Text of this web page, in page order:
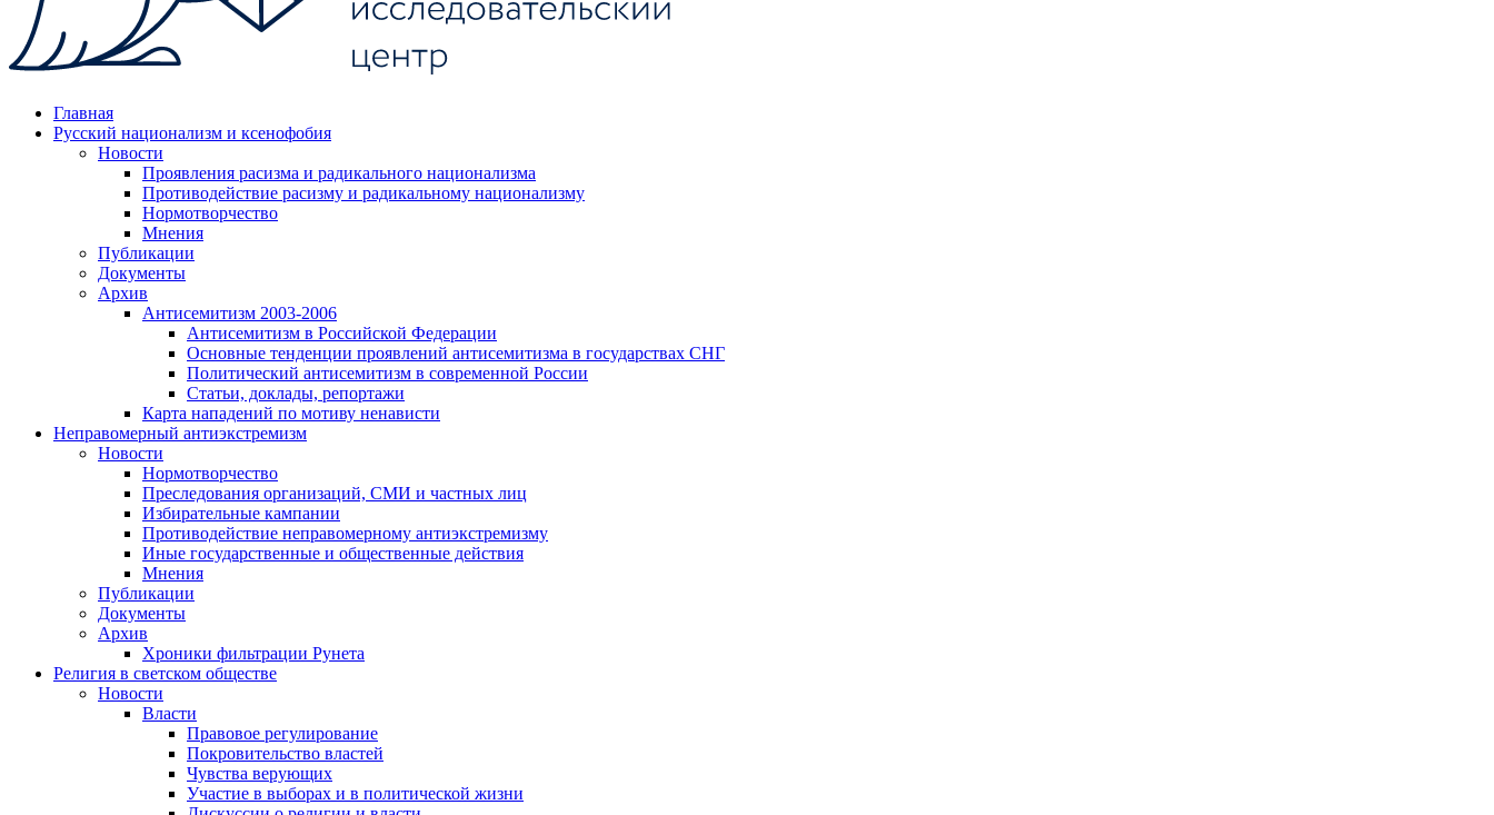
Главная
Русский национализм и ксенофобия
Новости
Проявления расизма и радикального национализма
Противодействие расизму и радикальному национализму
Нормотворчество
Мнения
Публикации
Документы
Архив
Антисемитизм 2003-2006
Антисемитизм в Российской Федерации
Основные тенденции проявлений антисемитизма в государствах СНГ
Политический антисемитизм в современной России
Статьи, доклады, репортажи
Карта нападений по мотиву ненависти
Неправомерный антиэкстремизм
Новости
Нормотворчество
Преследования организаций, СМИ и частных лиц
Избирательные кампании
Противодействие неправомерному антиэкстремизму
Иные государственные и общественные действия
Мнения
Публикации
Документы
Архив
Хроники фильтрации Рунета
Религия в светском обществе
Новости
Власти
Правовое регулирование
Покровительство властей
Чувства верующих
Участие в выборах и в политической жизни